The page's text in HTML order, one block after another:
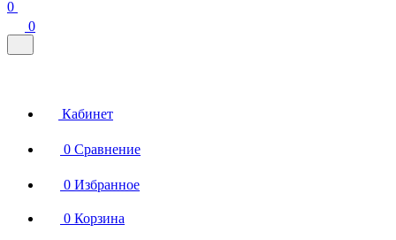
0
0
Кабинет
0 Сравнение
0 Избранное
0 Корзина